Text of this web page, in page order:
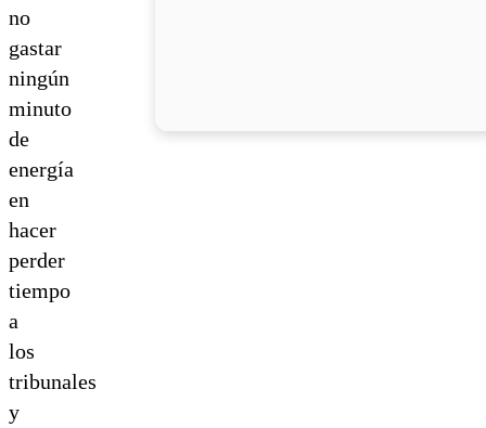
no
gastar
ningún
minuto
de
energía
en
hacer
perder
tiempo
a
los
tribunales
y